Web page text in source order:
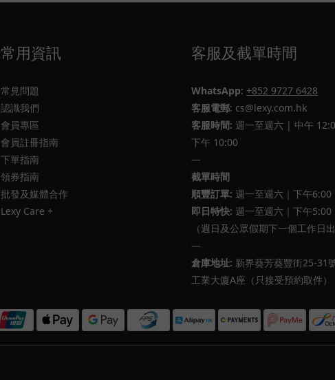
常用資訊
常見問題
認識我們
會員專區
會員註冊指南
下單指南
領券指南
批發及媒體合作
Lexy Care +
客服及截單時間
WhatsApp: +852 9727 6428
客服電郵: cs@lexy.com.hk
客服時間: 週一至週六 | 中午
下午 10:00
—
截單時間
順豐訂單: 週一至週六｜下午6:00
即日特快: 週一至週六｜下午5:00
（週日及公眾假期下一個工作日
—
倉庫地址: 新界葵芳葵豐街25-31
工業大廈A座（只接受預約取件）